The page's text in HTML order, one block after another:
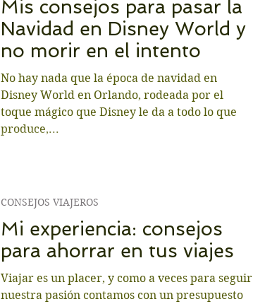
Mis consejos para pasar la
Navidad en Disney World y
no morir en el intento
No hay nada que la época de navidad en
Disney World en Orlando, rodeada por el
toque mágico que Disney le da a todo lo que
produce,...
Mi experiencia: consejos
para ahorrar en tus viajes
Viajar es un placer, y como a veces para seguir
nuestra pasión contamos con un presupuesto
CONSEJOS VIAJEROS